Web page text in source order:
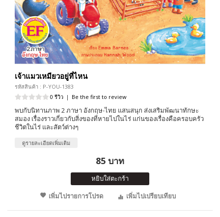
เจ้าแมวเหมียวอยู่ที่ไหน
รหัสสินค้า : P-YOU-1383
0 รีวิว | Be the first to review
พบกับนิทานภาพ 2 ภาษา อังกฤษ-ไทย แสนสนุก ส่งเสริมพัฒนาทักษะ
สมอง เรื่องราวเกี่ยวกับสิ่งของที่หายไปในไร่ แก่นของเรื่องคือครอบครัว
ชีวิตในไร่ และสัตว์ต่างๆ
ดูรายละเอียดเพิ่มเติม
85 บาท
หยิบใส่ตะกร้า
เพิ่มไปรายการโปรด
เพิ่มไปเปรียบเทียบ